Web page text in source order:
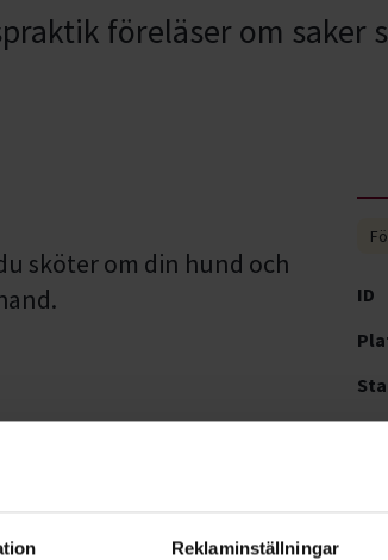
Reklaminställningar
föreläser om saker
sköter om din hund och
ID
Tid